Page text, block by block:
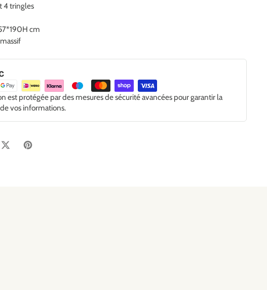
4 tringles
cm
est protégée par des mesures de sécurité avancées pour garantir la
vos informations.